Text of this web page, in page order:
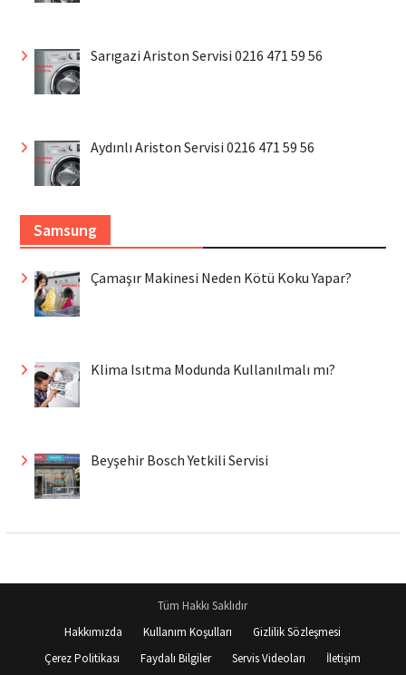
Sarıgazi Ariston Servisi 0216 471 59 56
Aydınlı Ariston Servisi 0216 471 59 56
Samsung
Çamaşır Makinesi Neden Kötü Koku Yapar?
Klima Isıtma Modunda Kullanılmalı mı?
Beyşehir Bosch Yetkili Servisi
Tüm Hakkı Saklıdır
Hakkımızda
Kullanım Koşulları
Gizlilik Sözleşmesi
Çerez Politikası
Faydalı Bilgiler Servis Videoları İletişim